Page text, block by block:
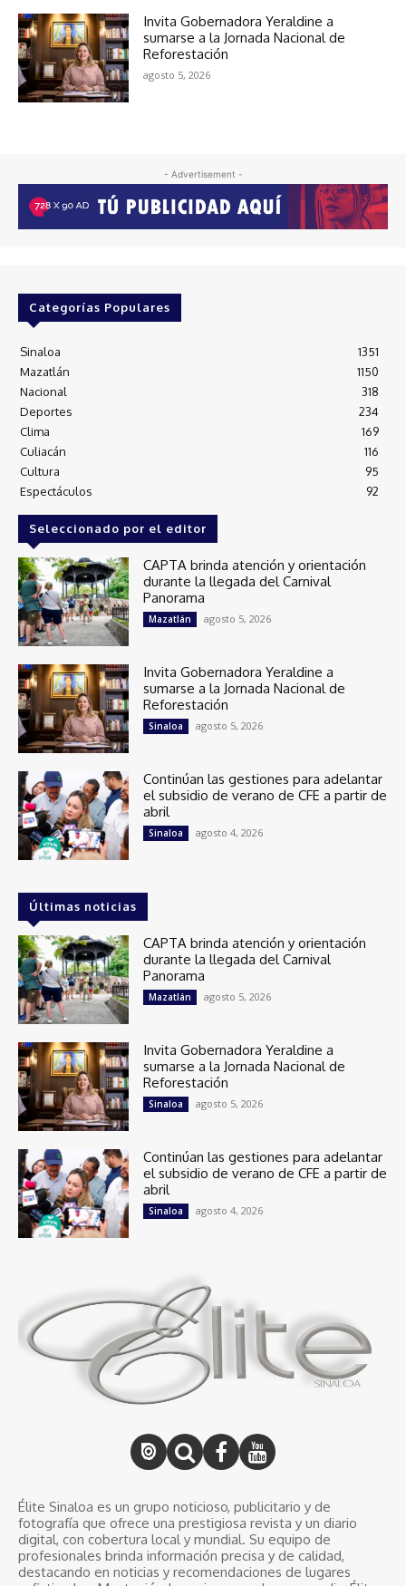
Invita Gobernadora Yeraldine a
sumarse a la Jornada Nacional de
Reforestación
agosto 5, 2026
- Advertisement -
Categorías Populares
Sinaloa
1351
Mazatlán
1150
Nacional
318
Deportes
234
Clima
169
Culiacán
116
Cultura
95
Espectáculos
92
Seleccionado por el editor
CAPTA brinda atención y orientación
durante la llegada del Carnival
Panorama
Mazatlán agosto 5, 2026
Invita Gobernadora Yeraldine a
sumarse a la Jornada Nacional de
Reforestación
Sinaloa agosto 5, 2026
Continúan las gestiones para adelantar
el subsidio de verano de CFE a partir de
abril
Sinaloa agosto 4, 2026
Últimas noticias
CAPTA brinda atención y orientación
durante la llegada del Carnival
Panorama
Mazatlán agosto 5, 2026
Invita Gobernadora Yeraldine a
sumarse a la Jornada Nacional de
Reforestación
Sinaloa agosto 5, 2026
Continúan las gestiones para adelantar
el subsidio de verano de CFE a partir de
abril
Sinaloa agosto 4, 2026
Élite Sinaloa es un grupo noticioso, publicitario y de
fotografía que ofrece una prestigiosa revista y un diario
digital, con cobertura local y mundial. Su equipo de
profesionales brinda información precisa y de calidad,
destacando en noticias y recomendaciones de lugares